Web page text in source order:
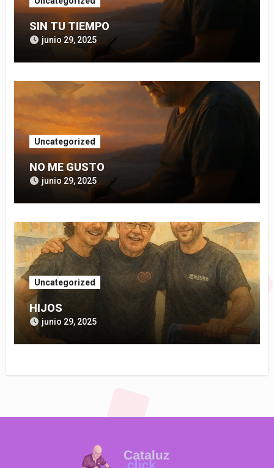
SIN TU TIEMPO
junio 29, 2025
Uncategorized
NO ME GUSTO
junio 29, 2025
Uncategorized
HIJOS
junio 29, 2025